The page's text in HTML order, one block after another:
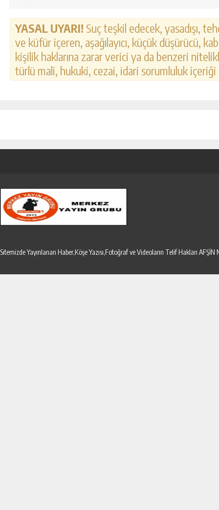
YASAL UYARI! Suç teşkil edecek, yasadışı,
ve küfür içeren, aşağılayıcı, küçük düşürücü,
kişilik haklarına zarar verici ya da benzeri
türlü mali, hukuki, cezai, idari sorumluluk
Sitemizde Yayınlanan Haber,Köşe Yazısı,Fotoğraf ve Videoların Telif Hakları